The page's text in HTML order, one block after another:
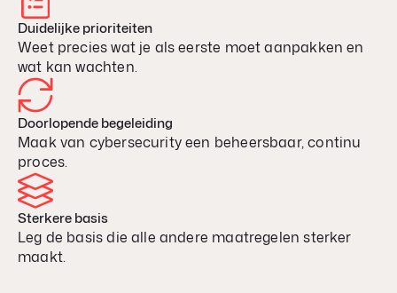
Duidelijke prioriteiten
Weet precies wat je als eerste moet aanpakken en
wat kan wachten.
Doorlopende begeleiding
Maak van cybersecurity een beheersbaar, continu
proces.
Sterkere basis
Leg de basis die alle andere maatregelen sterker
maakt.